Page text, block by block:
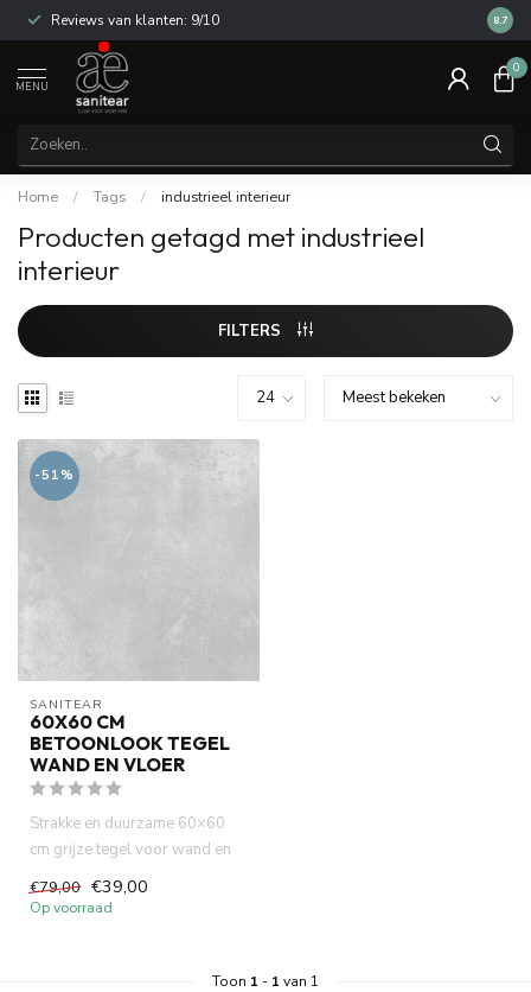
Reviews van klanten: 9/10 14
8.7
MENU
0
Home / Tags / industrieel interieur
Producten getagd met industrieel
interieur
FILTERS
-51%
SANITEAR
60X60 CM
BETOONLOOK TEGEL
WAND EN VLOER
Strakke en duurzame 60×60
cm grijze tegel voor wand en
vloer. Gerectificeerd voo...
€79,00 €39,00
Op voorraad
Toon 1 - 1 van 1